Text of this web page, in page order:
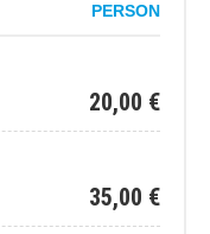
PERSON
20,00 €
35,00 €